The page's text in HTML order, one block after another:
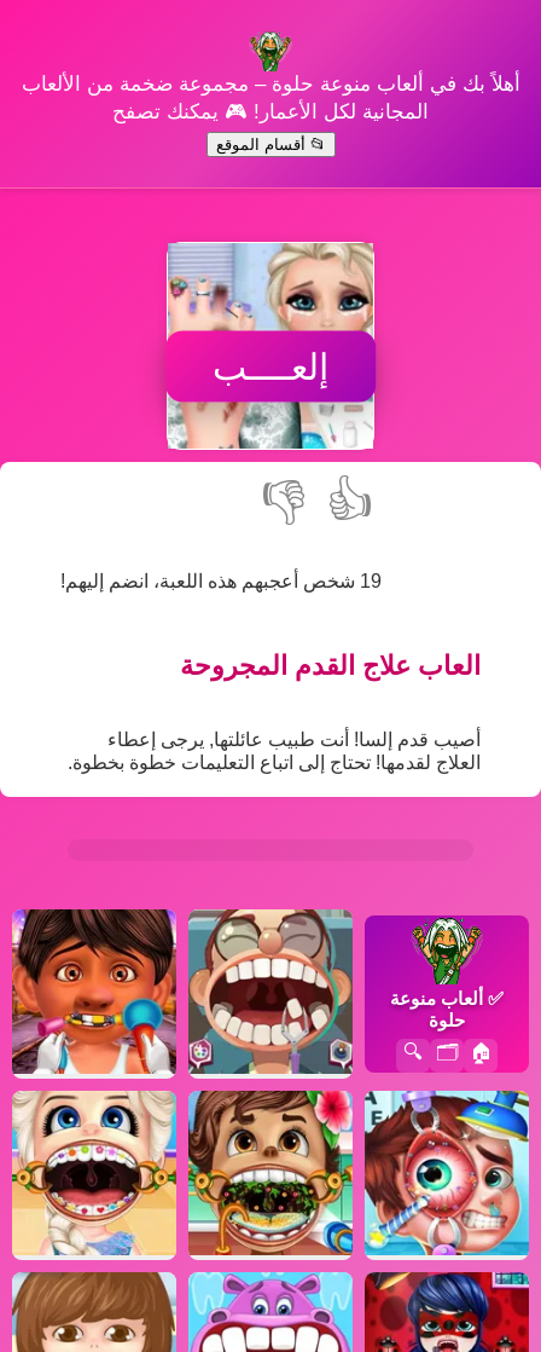
أهلاً بك في ألعاب منوعة حلوة – مجموعة ضخمة من الألعاب
المجانية لكل الأعمار! 🎮 يمكنك تصفح
📂 أقسام الموقع
إلعــــب
👍
👎
19 شخص أعجبهم هذه اللعبة، انضم إليهم!
العاب علاج القدم المجروحة
أصيب قدم إلسا! أنت طبيب عائلتها, يرجى إعطاء
العلاج لقدمها! تحتاج إلى اتباع التعليمات خطوة بخطوة.
✅ ألعاب منوعة
حلوة
🏠
🗂️
🔍